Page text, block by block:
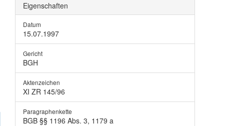
Eigenschaften
Datum
15.07.1997
Gericht
BGH
Aktenzeichen
XI ZR 145/96
Paragraphenkette
BGB §§ 1196 Abs. 3, 1179 a